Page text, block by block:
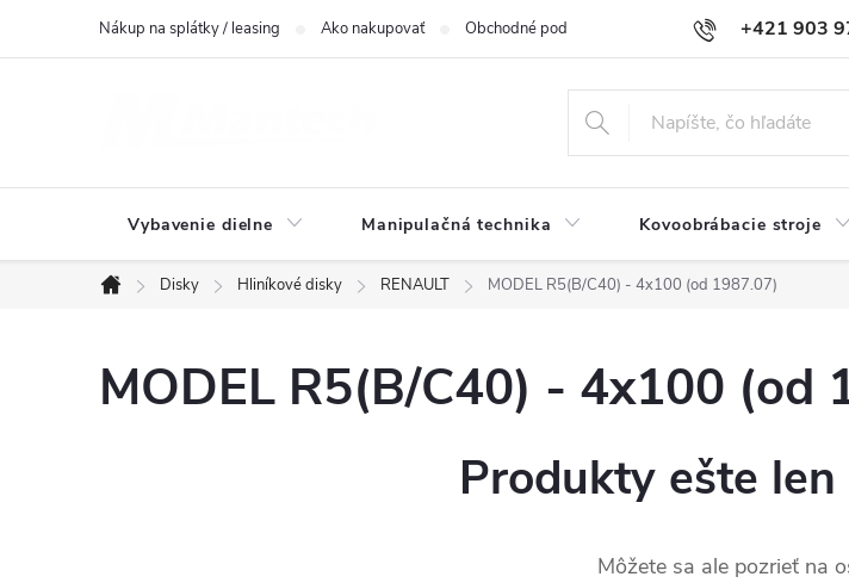
+421 903
Nákup na splátky / leasing Ako nakupovať Obchodné podmienky Podmienky ochrany
Vybavenie dielne Manipulačná technika Kovoobrábacie stroje
Domov
Disky Hliníkové disky RENAULT MODEL R5(B/C40) - 4x100 (od 1987.07)
MODEL R5(B/C40) - 4x100 (od
Produkty ešte
Môžete sa ale pozrieť na